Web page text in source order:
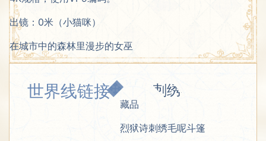
出镜：0米（小猫咪）
在城市中的森林里漫步的女巫
世界线链接
藏品
烈狱诗刺绣毛呢斗篷